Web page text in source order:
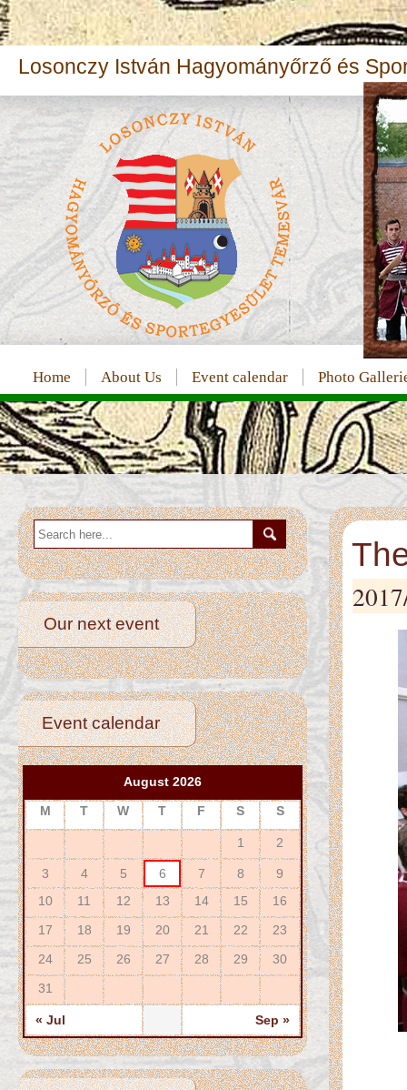
Losonczy István Hagyományőrző és
Home About Us Event calendar Photo
Our next event
Event calendar
August 2026
M
T W T F S S
1 2
3 4 5 6 7 8
9
10
11 12 13 14 15
16
17
18 19 20 21 22
23
24
25 26 27 28 29
30
31
« Jul Sep »